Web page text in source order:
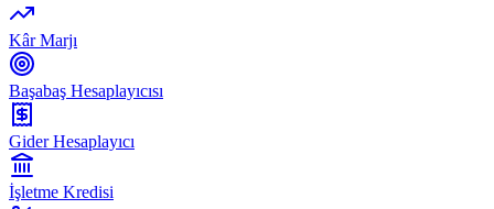
Kâr Marjı
Başabaş Hesaplayıcısı
Gider Hesaplayıcı
İşletme Kredisi